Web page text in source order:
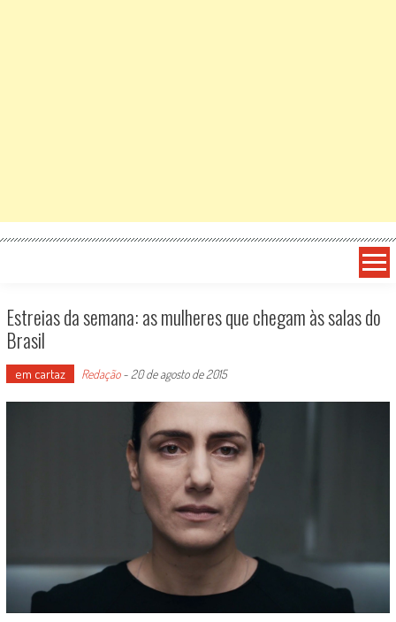
Estreias da semana: as mulheres que chegam às salas do
Brasil
em cartaz Redação- 20 de agosto de 2015